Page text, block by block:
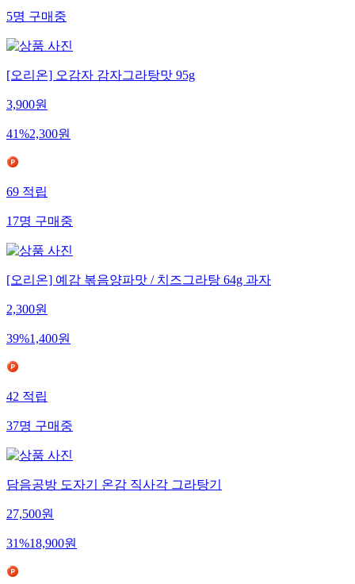
5명 구매중
[오리온] 오감자 감자그라탕맛 95g
3,900원
41%2,300원
69 적립
17명 구매중
[오리온] 예감 볶음양파맛 / 치즈그라탕 64g 과자
2,300원
39%1,400원
42 적립
37명 구매중
담음공방 도자기 온감 직사각 그라탕기
27,500원
31%18,900원